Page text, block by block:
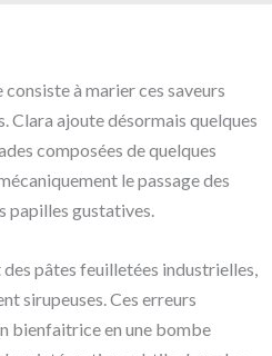
à marier ces saveurs
Clara ajoute désormais quelques
composées de quelques
le passage des
papilles gustatives.
pâtes feuilletées industrielles,
sirupeuses. Ces erreurs
bienfaitrice en une bombe